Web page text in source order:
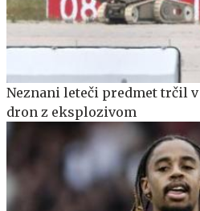
Neznani leteči predmet trčil
dron z eksplozivom